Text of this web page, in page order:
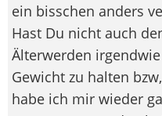
ein bisschen anders
Hast Du nicht auch
Älterwerden
Gewicht zu halten
habe ich mir wieder